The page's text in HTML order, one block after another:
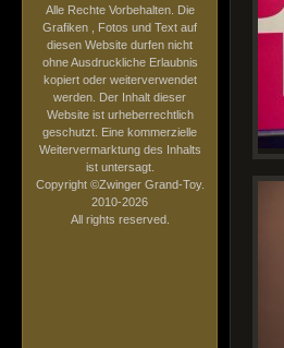
Alle Rechte Vorbehalten. Die
Grafiken , Fotos und Text auf
diesen Website durfen nicht
ohne Ausdruckliche Erlaubnis
kopiert oder weiterverwendet
werden. Der Inhalt dieser
Website ist urheberrechtlich
geschutzt. Eine kommerzielle
Weitervermarktung des Inhalts
ist untersagt.
Copyright ©Zwinger Grand-Toy.
2010-2026
All rights reserved.